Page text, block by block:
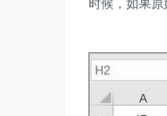
时候，如果